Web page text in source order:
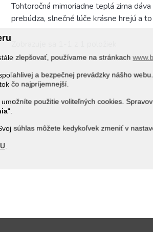
zlepšovať, používame na stránkach
a bezpečnej prevádzky nášho
čo najpríjemnejší.
umožníte použitie voliteľných cookies.
“.
Svoj súhlas môžete kedykoľvek zmeniť v
Tohtoročná mimoriadne teplá zima
prebúdza, slnečné lúče krásne hrejú a